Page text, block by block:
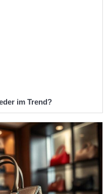
im Trend?